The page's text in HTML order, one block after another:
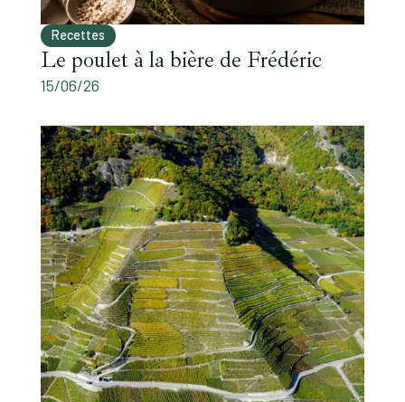
Recettes
Le poulet à la bière de Frédéric
15/06/26